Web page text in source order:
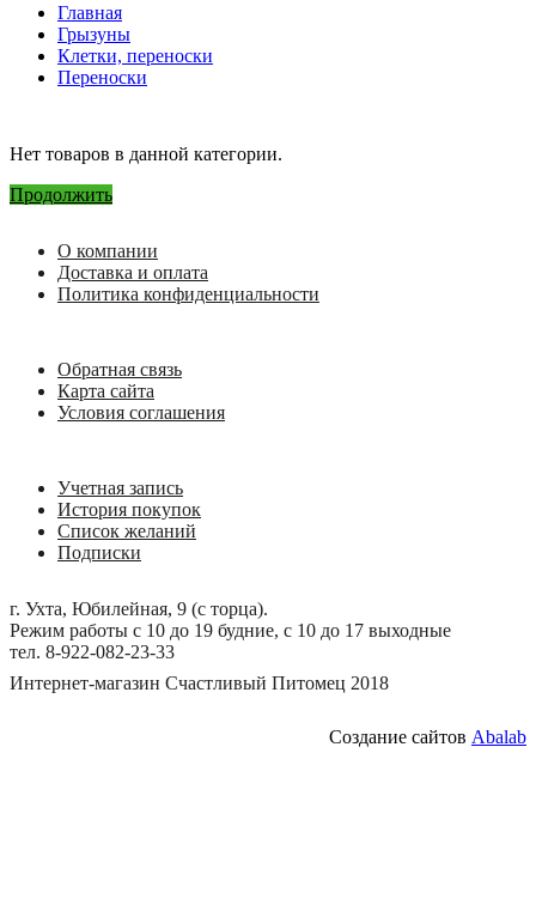
Главная
Грызуны
Клетки, переноски
Переноски
Нет товаров в данной категории.
Продолжить
О компании
Доставка и оплата
Политика конфиденциальности
Обратная связь
Карта сайта
Условия соглашения
Учетная запись
История покупок
Список желаний
Подписки
г. Ухта, Юбилейная, 9 (с торца).
Режим работы с 10 до 19 будние, с 10 до 17 выходные
тел. 8-922-082-23-33
Интернет-магазин Счастливый Питомец 2018
Создание сайтов Abalab